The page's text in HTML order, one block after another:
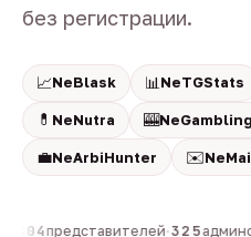
без регистрации.
📈NeBlask 📊 NeTGStats
💊 NeNutra 🎰NeGambling
💼NeArbiHunter ✉️
804представителей·325